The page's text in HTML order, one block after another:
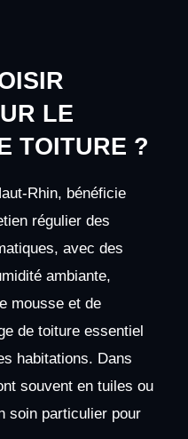
LE
TOITURE ?
Rhin, bénéficie
régulier des
avec des
ambiante,
mousse et de
de toiture essentiel
habitations. Dans
souvent en tuiles ou
soin particulier pour